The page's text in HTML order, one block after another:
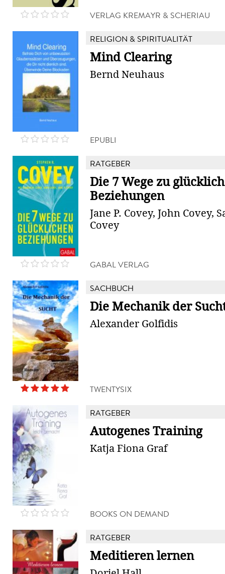
VERLAG KREMAYR & SCHERIAU
RELIGION & SPIRITUALITÄT
Mind Clearing
Bernd Neuhaus
EPUBLI
RATGEBER
Die 7 Wege zu
Beziehungen
Jane P. Covey, John Covey,
Covey
GABAL VERLAG
SACHBUCH
Die Mechanik der
Alexander Golfidis
TWENTYSIX
RATGEBER
Autogenes Training
Katja Fiona Graf
BOOKS ON DEMAND
RATGEBER
Meditieren lernen